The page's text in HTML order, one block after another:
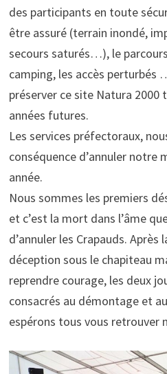
des participants en toute
être assuré (terrain inondé,
secours saturés…), le
camping, les accès perturbés
préserver ce site Natura 2000
années futures.
Les services préfectoraux,
conséquence d’annuler
année.
Nous sommes les premiers
et c’est la mort dans l’âme
d’annuler les Crapauds. Après
déception sous le chapiteau
reprendre courage, les deux
consacrés au démontage et
espérons tous vous retrouver